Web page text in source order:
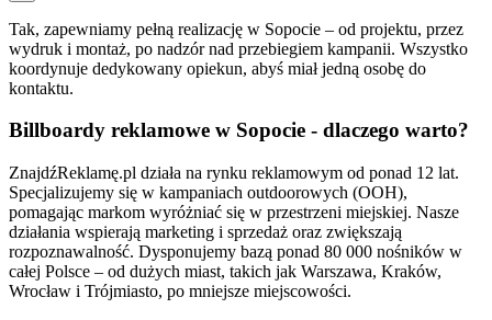
Tak, zapewniamy pełną realizację w Sopocie – od projektu, przez
wydruk i montaż, po nadzór nad przebiegiem kampanii. Wszystko
koordynuje dedykowany opiekun, abyś miał jedną osobę do
kontaktu.
Billboardy reklamowe w Sopocie - dlaczego warto?
ZnajdźReklamę.pl działa na rynku reklamowym od ponad 12 lat.
Specjalizujemy się w kampaniach outdoorowych (OOH),
pomagając markom wyróżniać się w przestrzeni miejskiej. Nasze
działania wspierają marketing i sprzedaż oraz zwiększają
rozpoznawalność. Dysponujemy bazą ponad 80 000 nośników w
całej Polsce – od dużych miast, takich jak Warszawa, Kraków,
Wrocław i Trójmiasto, po mniejsze miejscowości.